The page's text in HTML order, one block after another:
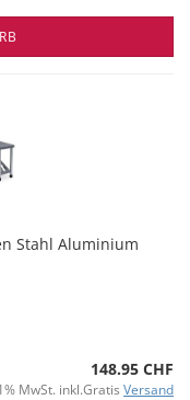
Stahl Aluminium
148.95 CHF
MwSt. inkl.Gratis Versand